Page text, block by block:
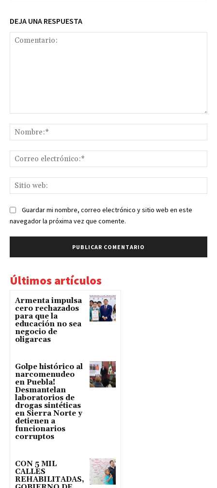
DEJA UNA RESPUESTA
Guardar mi nombre, correo electrónico y sitio web en este
navegador la próxima vez que comente.
Últimos artículos
Armenta impulsa
cero rechazados
para que la
educación no sea
negocio de
oligarcas
Golpe histórico al
narcomenudeo
en Puebla!
Desmantelan
laboratorios de
drogas sintéticas
en Sierra Norte y
detienen a
funcionarios
corruptos
CON 5 MIL
CALLES
REHABILITADAS,